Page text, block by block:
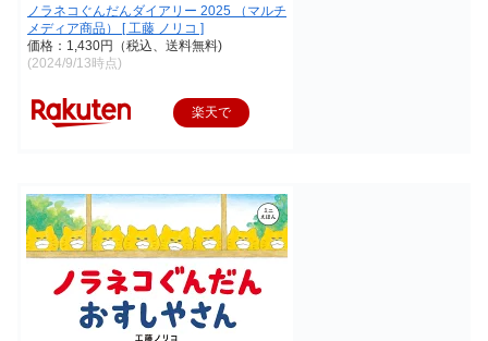
ノラネコぐんだんダイアリー 2025 （マルチ
メディア商品） [ 工藤 ノリコ ]
価格：1,430円（税込、送料無料)
(2024/9/13時点)
楽天で